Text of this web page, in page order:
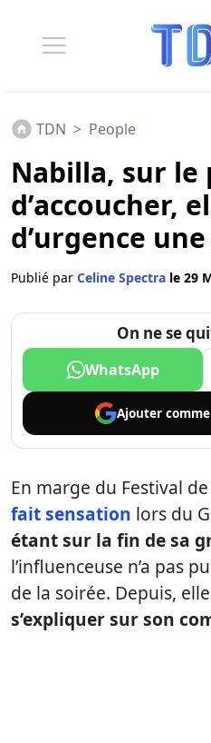
TDN > People
Nabilla, sur le
d’accoucher,
d’urgence
Publié par Celine Spectra le 29
On ne se
WhatsApp
Ajouter comme
En marge du Festival
fait sensation lors du
étant sur la fin de sa
l’influenceuse n’a pas
de la soirée. Depuis,
s’expliquer sur son